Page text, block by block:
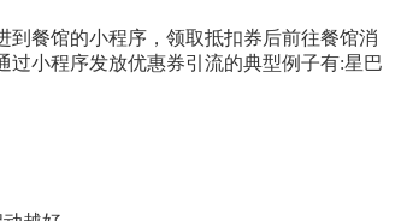
餐馆的小程序，领取抵扣券后前往餐馆消
小程序发放优惠券引流的典型例子有:星巴